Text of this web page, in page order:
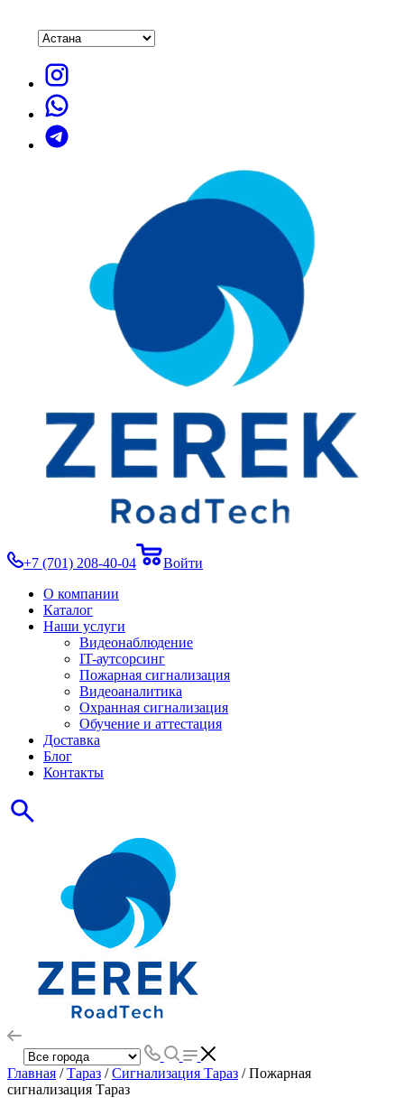
+7 (701) 208-40-04
Войти
О компании
Каталог
Наши услуги
Видеонаблюдение
IT-аутсорсинг
Пожарная сигнализация
Видеоаналитика
Охранная сигнализация
Обучение и аттестация
Доставка
Блог
Контакты
Главная /Тараз /Сигнализация Тараз / Пожарная
сигнализация Тараз